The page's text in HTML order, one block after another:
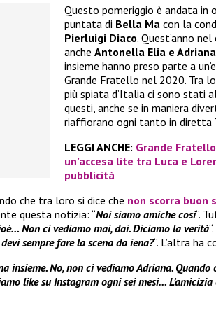
Questo pomeriggio è andata in
puntata di Bella Ma con la
Pierluigi Diaco. Quest’anno
anche Antonella Elia e
insieme hanno preso parte a
Grande Fratello nel 2020. Tra
più spiata d’Italia ci sono stati
questi, anche se in maniera
riaffiorano ogni tanto in diretta
LEGGI ANCHE: Grande
un’accesa lite tra Luca e
pubblicità
che tra loro si dice che non scorra buon
questa notizia: “Noi siamo amiche così“.
Non ci vediamo mai, dai. Diciamo la verità
sempre fare la scena da iena?“. L’altra ha
insieme. No, non ci vediamo Adriana. Quando
like su Instagram ogni sei mesi… L’amicizia